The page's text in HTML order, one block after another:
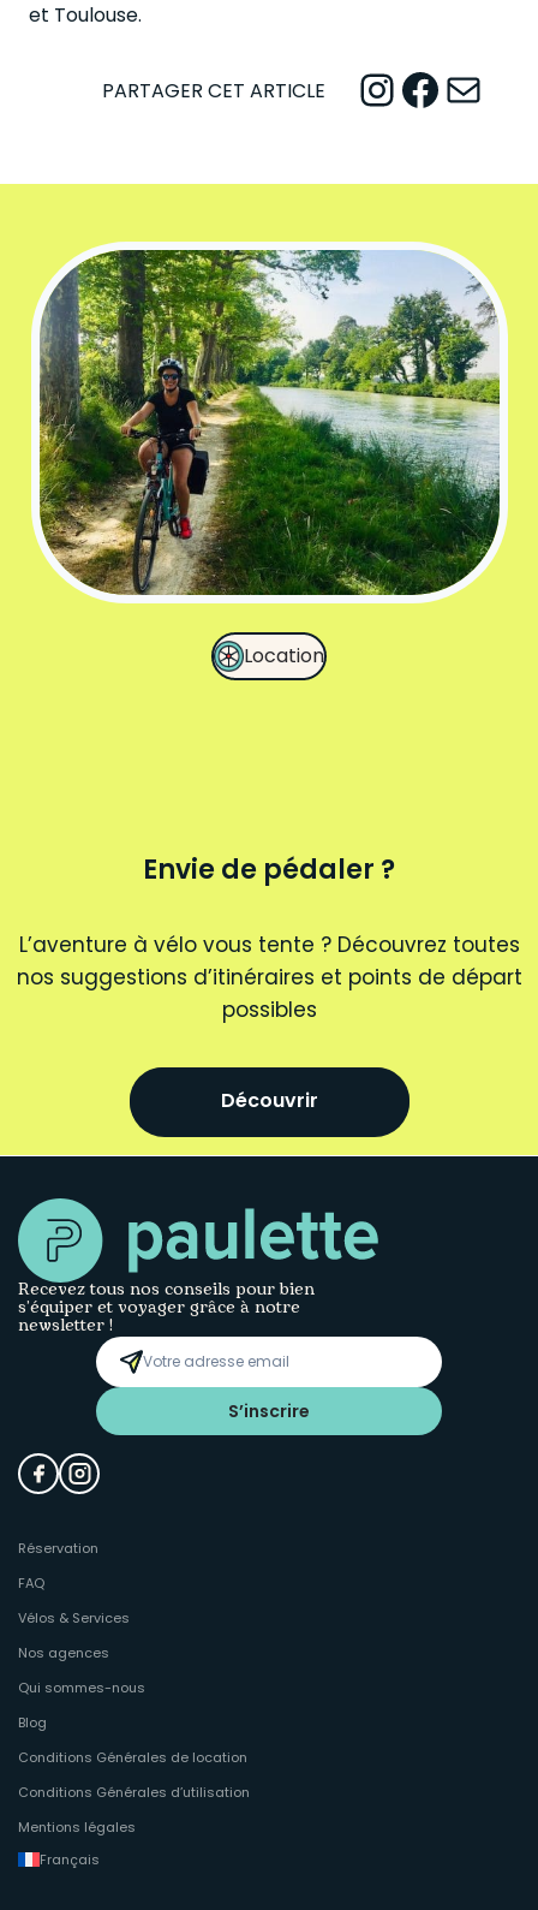
et Toulouse.
PARTAGER CET ARTICLE InstagramFacebook Mail
Location
Envie de pédaler ?
L’aventure à vélo vous tente ? Découvrez toutes
nos suggestions d’itinéraires et points de départ
possibles
Découvrir
Recevez tous nos conseils pour bien
s’équiper et voyager grâce à notre
newsletter !
S’inscrire
Réservation
FAQ
Vélos & Services
Nos agences
Qui sommes-nous
Blog
Conditions Générales de location
Conditions Générales d’utilisation
Mentions légales
Français